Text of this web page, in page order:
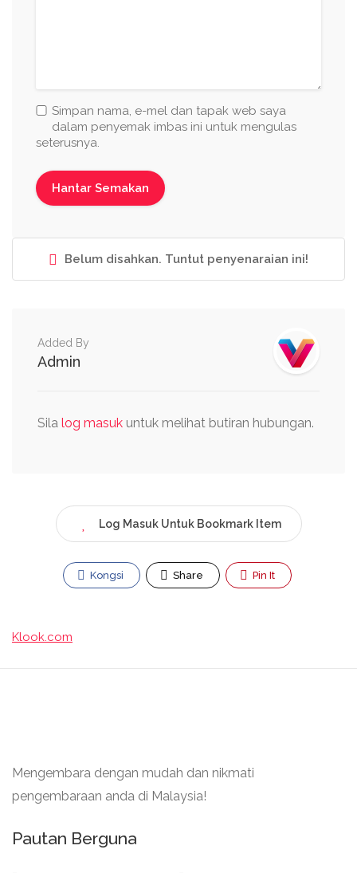
Simpan nama, e-mel dan tapak web saya
dalam penyemak imbas ini untuk mengulas
seterusnya.
Belum disahkan. Tuntut penyenaraian ini!
Added By
Admin
Sila log masuk untuk melihat butiran hubungan.
Log Masuk Untuk Bookmark Item
Kongsi Share Pin It
Klook.com
Mengembara dengan mudah dan nikmati
pengembaraan anda di Malaysia!
Pautan Berguna